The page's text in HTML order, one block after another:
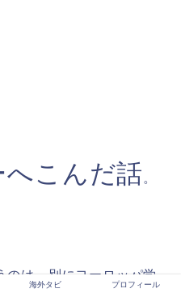
こんだ話。
のは、別にヨーロッパ学
海外タビ プロフィール